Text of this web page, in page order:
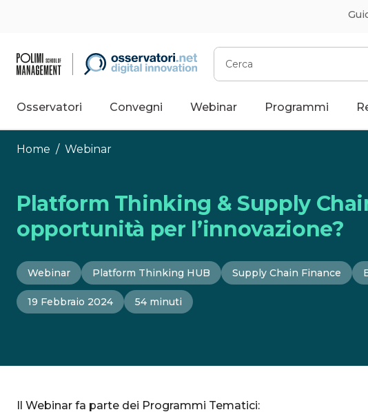
Cerca
Osservatori Convegni Webinar Programmi
Home / Webinar
Platform Thinking & Supply
opportunità per l’innovazione?
Webinar Platform Thinking HUB Supply Chain Finance
19 Febbraio 2024 54 minuti
Il Webinar fa parte dei Programmi Tematici: